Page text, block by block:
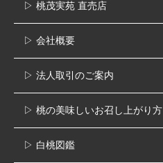
▷ 桃茂実苑 直売店
▷ 会社概要
▷ 法人取引のご案内
▷ 桃の美味しいお召し上がり方
▷ 白桃図鑑